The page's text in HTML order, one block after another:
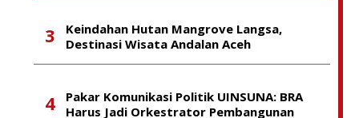
Keindahan Hutan Mangrove Langsa,
Destinasi Wisata Andalan Aceh
Pakar Komunikasi Politik UINSUNA: BRA
Harus Jadi Orkestrator Pembangunan